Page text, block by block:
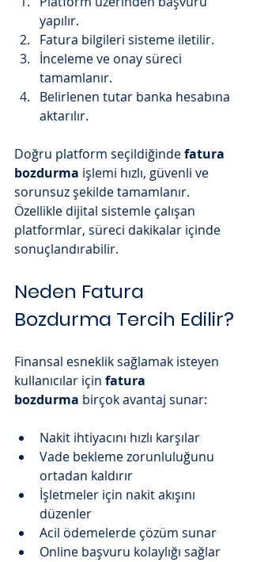
yapılır.
Fatura bilgileri sisteme iletilir.
İnceleme ve onay süreci
tamamlanır.
Belirlenen tutar banka hesabına
aktarılır.
Doğru platform seçildiğinde fatura
bozdurma işlemi hızlı, güvenli ve
sorunsuz şekilde tamamlanır.
Özellikle dijital sistemle çalışan
platformlar, süreci dakikalar içinde
sonuçlandırabilir.
Neden Fatura
Bozdurma Tercih Edilir?
Finansal esneklik sağlamak isteyen
kullanıcılar için fatura
bozdurma birçok avantaj sunar:
Nakit ihtiyacını hızlı karşılar
Vade bekleme zorunluluğunu
ortadan kaldırır
İşletmeler için nakit akışını
düzenler
Acil ödemelerde çözüm sunar
Online başvuru kolaylığı sağlar